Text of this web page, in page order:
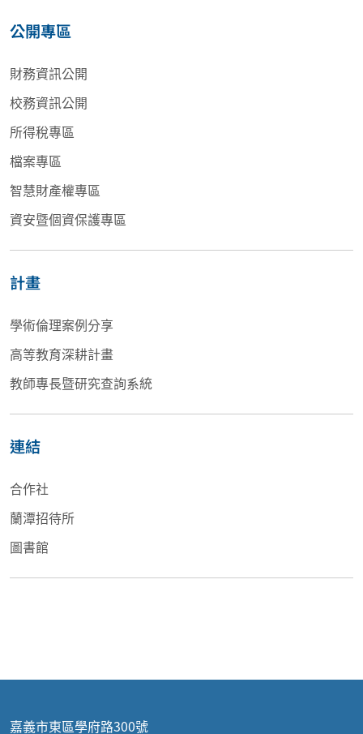
公開專區
財務資訊公開
校務資訊公開
所得稅專區
檔案專區
智慧財產權專區
資安暨個資保護專區
計畫
學術倫理案例分享
高等教育深耕計畫
教師專長暨研究查詢系統
連結
合作社
蘭潭招待所
圖書館
嘉義市東區學府路300號